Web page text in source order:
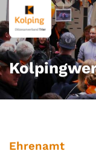
Zum Inhalt
Ehrenamt: